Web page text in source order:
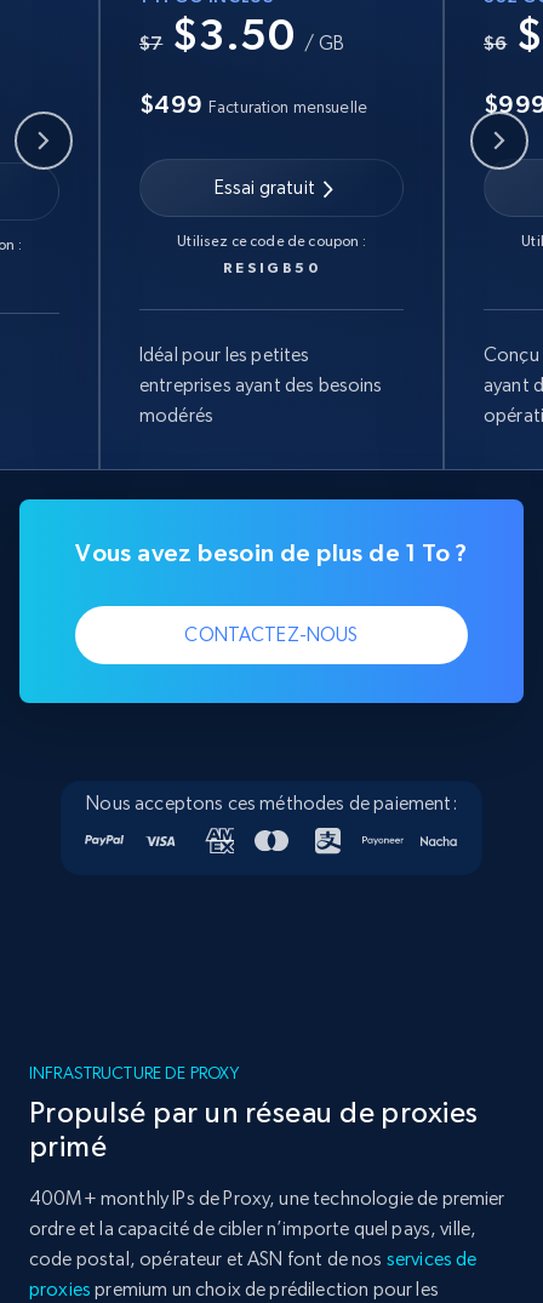
:
$7 $3.50 / GB
$499 Facturation mensuelle
Essai gratuit
Utilisez ce code de coupon :
RESIGB50
Idéal pour les petites
entreprises ayant des besoins
modérés
$6
Conçu
ayant
Vous avez besoin de plus de 1 To ?
CONTACTEZ-NOUS
Nous acceptons ces méthodes de paiement:
INFRASTRUCTURE DE PROXY
Propulsé par un réseau de proxies
primé
400M+ monthly IPs de Proxy, une technologie de premier
ordre et la capacité de cibler n’importe quel pays, ville,
code postal, opérateur et ASN font de nos services de
proxies premium un choix de prédilection pour les